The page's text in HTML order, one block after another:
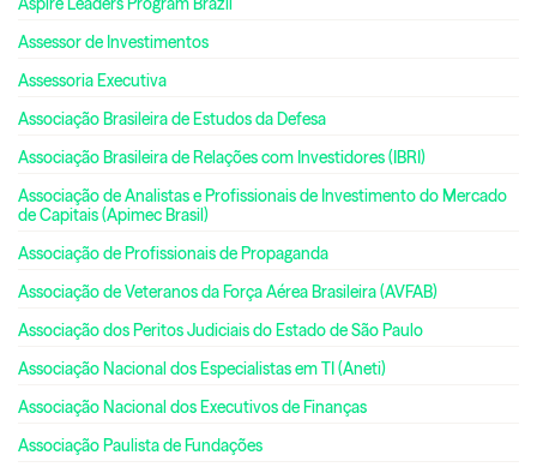
Assessor de Investimentos
Assessoria Executiva
Associação Brasileira de Estudos da Defesa
Associação Brasileira de Relações com Investidores (IBRI)
Associação de Analistas e Profissionais de Investimento do Mercado
de Capitais (Apimec Brasil)
Associação de Profissionais de Propaganda
Associação de Veteranos da Força Aérea Brasileira (AVFAB)
Associação dos Peritos Judiciais do Estado de São Paulo
Associação Nacional dos Especialistas em TI (Aneti)
Associação Nacional dos Executivos de Finanças
Associação Paulista de Fundações